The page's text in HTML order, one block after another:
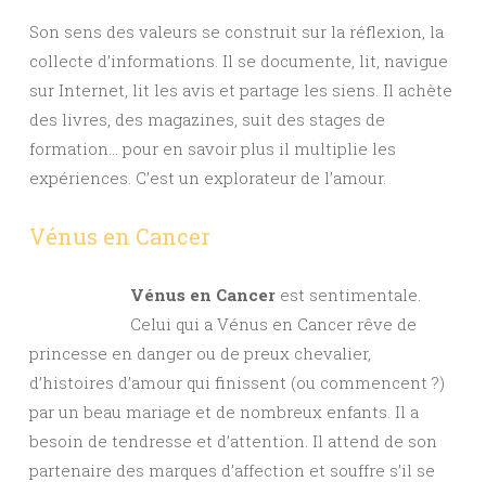
Son sens des valeurs se construit sur la réflexion, la
collecte d’informations. Il se documente, lit, navigue
sur Internet, lit les avis et partage les siens. Il achète
des livres, des magazines, suit des stages de
formation… pour en savoir plus il multiplie les
expériences. C’est un explorateur de l’amour.
Vénus en Cancer
Vénus en Cancer est sentimentale.
Celui qui a Vénus en Cancer rêve de
princesse en danger ou de preux chevalier,
d’histoires d’amour qui finissent (ou commencent ?)
par un beau mariage et de nombreux enfants. Il a
besoin de tendresse et d’attention. Il attend de son
partenaire des marques d’affection et souffre s’il se